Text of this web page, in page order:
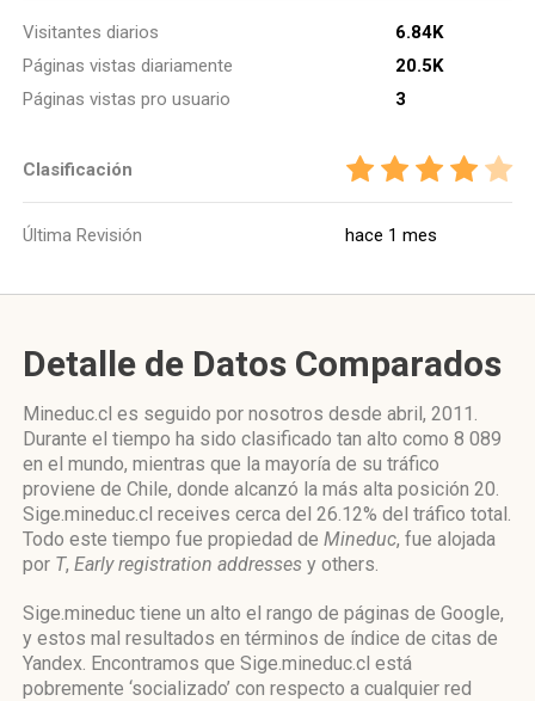
Visitantes diarios
6.84K
Páginas vistas diariamente
20.5K
Páginas vistas pro usuario
3
Clasificación
Última Revisión hace 1 mes
Detalle de Datos Comparados
Mineduc.cl es seguido por nosotros desde abril, 2011.
Durante el tiempo ha sido clasificado tan alto como 8 089
en el mundo, mientras que la mayoría de su tráfico
proviene de Chile, donde alcanzó la más alta posición 20.
Sige.mineduc.cl receives cerca del 26.12% del tráfico total.
Todo este tiempo fue propiedad de Mineduc, fue alojada
por T, Early registration addresses y others.
Sige.mineduc tiene un alto el rango de páginas de Google,
y estos mal resultados en términos de índice de citas de
Yandex. Encontramos que Sige.mineduc.cl está
pobremente ‘socializado’ con respecto a cualquier red